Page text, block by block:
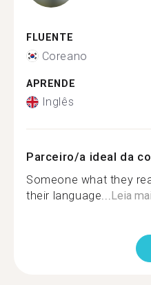
FLUENTE
Coreano
APRENDE
Inglês
Parceiro/a ideal da
Someone what they
their language...Leia